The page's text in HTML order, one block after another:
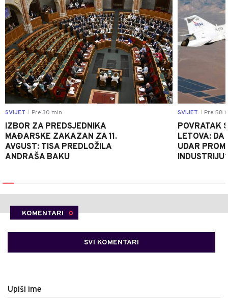
SVIJET Pre 30 min
IZBOR ZA PREDSJEDNIKA
MAĐARSKE ZAKAZAN ZA 11.
AVGUST: TISA PREDLOŽILA
ANDRAŠA BAKU
SVIJET Pre 58
POVRATAK
LETOVA: DA
UDAR
KOMENTARI 0
SVI KOMENTARI
Upiši ime